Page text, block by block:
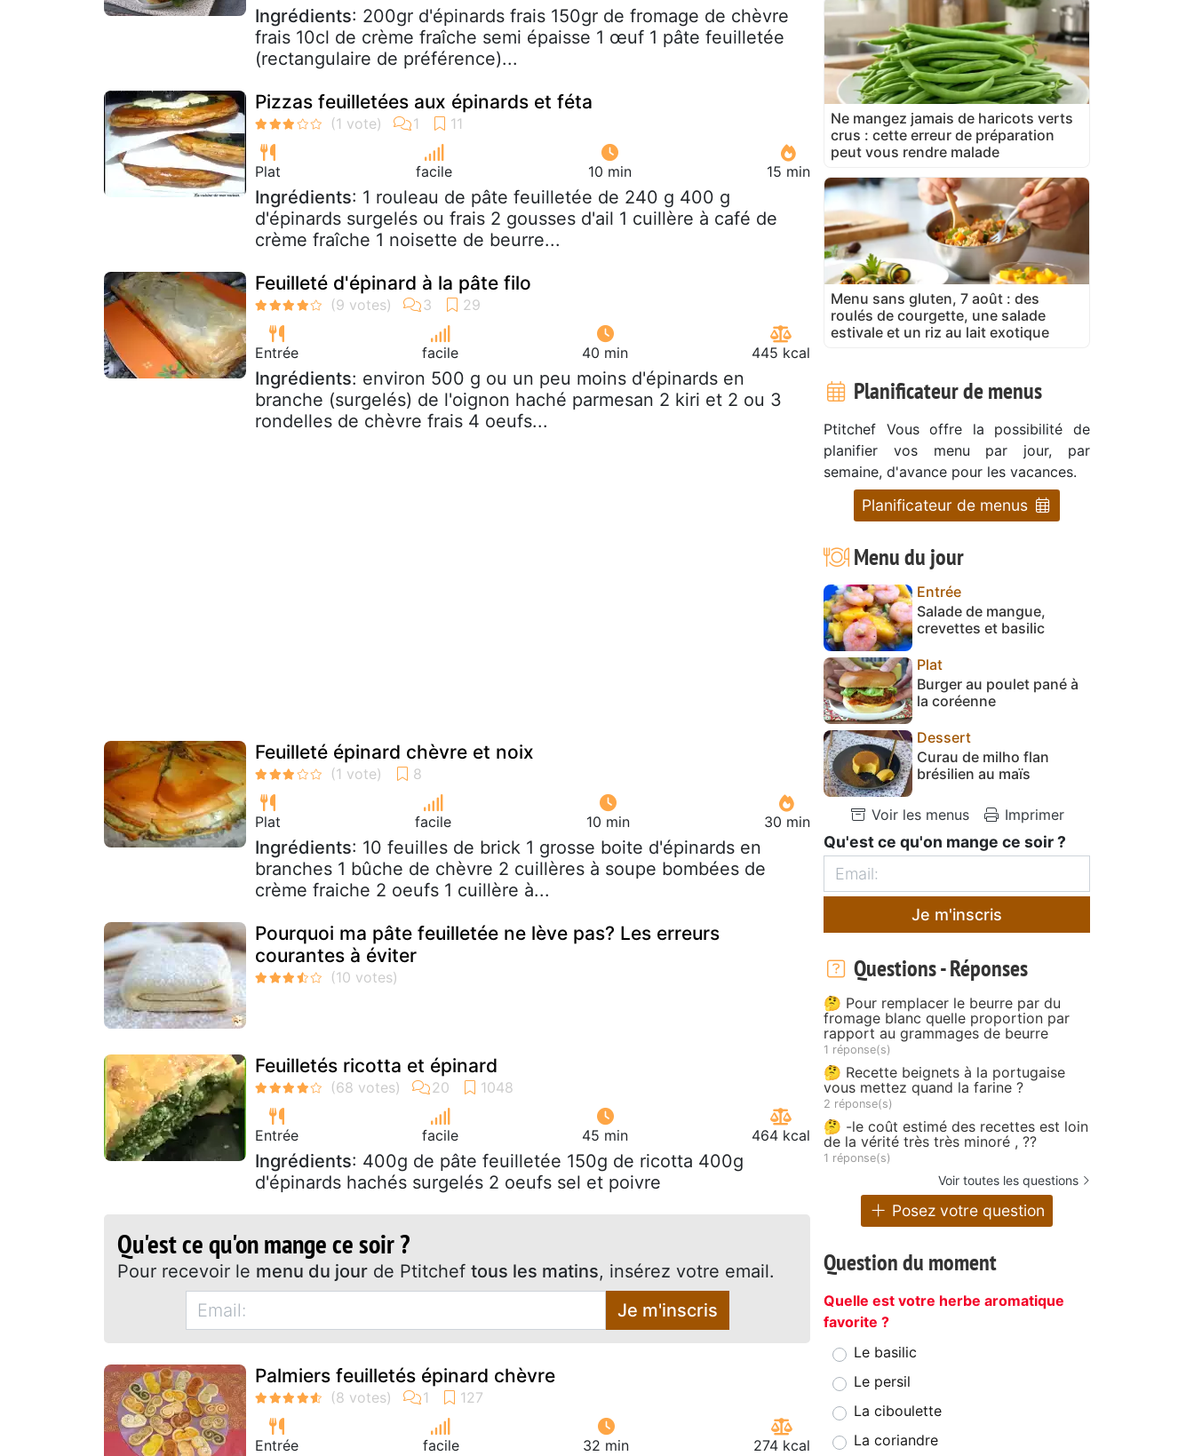
Ingrédients: 200gr d'épinards frais 150gr de fromage de chèvre
frais 10cl de crème fraîche semi épaisse 1 œuf 1 pâte feuilletée
(rectangulaire de préférence)...
Pizzas feuilletées aux épinards et féta
Plat facile 10 min 15 min
Ingrédients: 1 rouleau de pâte feuilletée de 240 g 400 g
d'épinards surgelés ou frais 2 gousses d'ail 1 cuillère à café de
crème fraîche 1 noisette de beurre...
Feuilleté d'épinard à la pâte filo
Entrée facile 40 min 445 kcal
Ingrédients: environ 500 g ou un peu moins d'épinards en
branche (surgelés) de l'oignon haché parmesan 2 kiri et 2 ou 3
rondelles de chèvre frais 4 oeufs...
Feuilleté épinard chèvre et noix
Plat facile 10 min 30 min
Ingrédients: 10 feuilles de brick 1 grosse boite d'épinards en
branches 1 bûche de chèvre 2 cuillères à soupe bombées de
crème fraiche 2 oeufs 1 cuillère à...
Pourquoi ma pâte feuilletée ne lève pas? Les erreurs
courantes à éviter
Feuilletés ricotta et épinard
Entrée facile 45 min 464 kcal
Ingrédients: 400g de pâte feuilletée 150g de ricotta 400g
d'épinards hachés surgelés 2 oeufs sel et poivre
Qu'est ce qu'on mange ce soir ?
Pour recevoir le menu du jour de Ptitchef tous les matins, insérez votre email.
Je m'inscris
Palmiers feuilletés épinard chèvre
Entrée facile 32 min 274 kcal
Ne mangez jamais de haricots verts
crus : cette erreur de préparation
peut vous rendre malade
Menu sans gluten, 7 août : des
roulés de courgette, une salade
estivale et un riz au lait exotique
Planificateur de menus
Ptitchef Vous offre la possibilité de
planifier vos menu par jour, par
semaine, d'avance pour les vacances.
Planificateur de menus
Menu du jour
Entrée
Salade de mangue,
crevettes et basilic
Plat
Burger au poulet pané à
la coréenne
Dessert
Curau de milho flan
brésilien au maïs
Voir les menus Imprimer
Qu'est ce qu'on mange ce soir ?
Je m'inscris
Questions - Réponses
🤔 Pour remplacer le beurre par du
fromage blanc quelle proportion par
rapport au grammages de beurre
1 réponse(s)
🤔 Recette beignets à la portugaise
vous mettez quand la farine ?
2 réponse(s)
🤔 -le coût estimé des recettes est loin
de la vérité très très minoré , ??
1 réponse(s)
Voir toutes les questions
Posez votre question
Question du moment
Quelle est votre herbe aromatique
favorite ?
Le basilic
Le persil
La ciboulette
La coriandre